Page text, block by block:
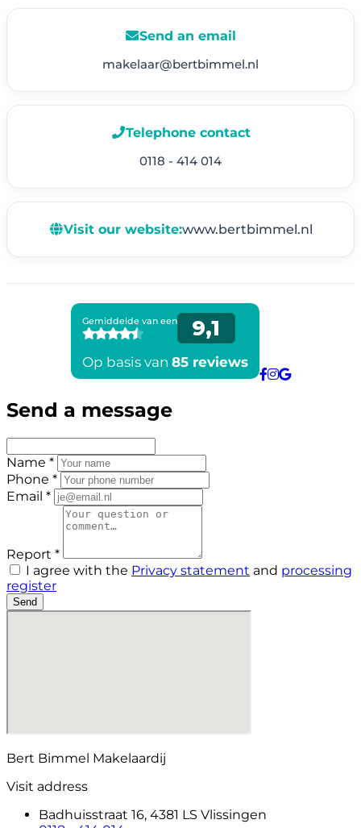
Send an email
makelaar@bertbimmel.nl
Telephone contact
0118 - 414 014
Visit our website:www.bertbimmel.nl
Send a message
Name *
Phone *
Email *
Report *
I agree with the Privacy statement and processing
register
Send
Bert Bimmel Makelaardij
Visit address
Badhuisstraat 16, 4381 LS Vlissingen